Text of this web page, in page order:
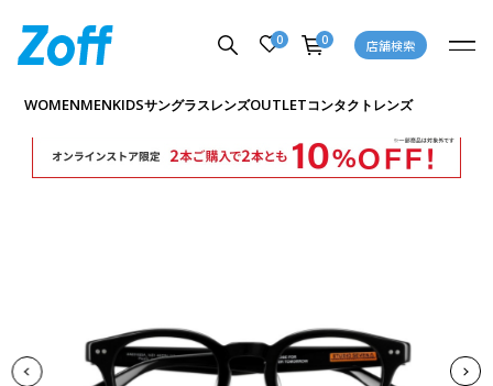
0 0 店舗検索
WOMENMENKIDSサングラスレンズOUTLETコンタクトレンズ
商品詳細ページへ